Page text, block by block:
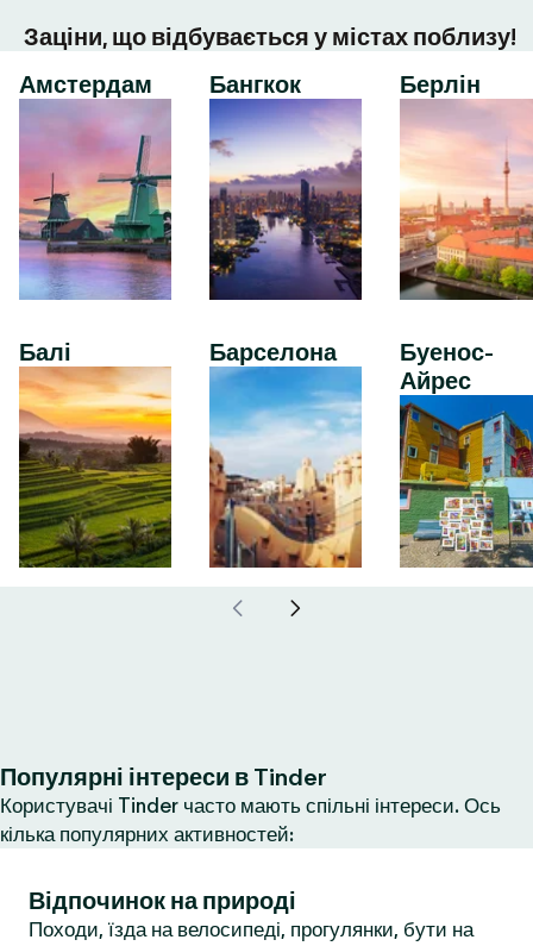
Заціни, що відбувається у містах поблизу!
Амстердам
Балі
Бангкок
Барселона
Берлін
Буенос-
Айрес
Популярні інтереси в Tinder
Користувачі Tinder часто мають спільні інтереси. Ось
кілька популярних активностей:
Відпочинок на природі
Походи, їзда на велосипеді, прогулянки, бути на